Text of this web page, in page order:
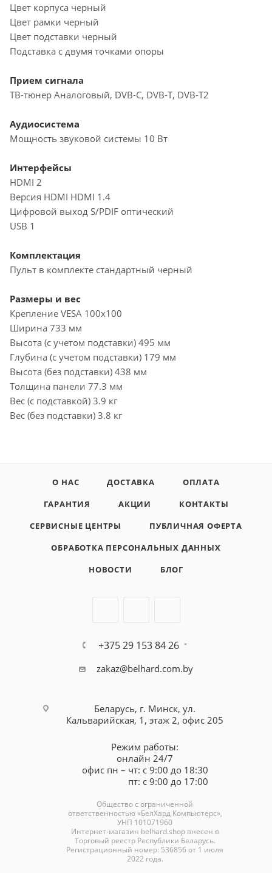
Цвет корпуса черный
Цвет рамки черный
Цвет подставки черный
Подставка с двумя точками опоры
Прием сигнала
ТВ-тюнер Аналоговый, DVB-C, DVB-T, DVB-T2
Аудиосистема
Мощность звуковой системы 10 Вт
Интерфейсы
HDMI 2
Версия HDMI HDMI 1.4
Цифровой выход S/PDIF оптический
USB 1
Комплектация
Пульт в комплекте стандартный черный
Размеры и вес
Крепление VESA 100x100
Ширина 733 мм
Высота (с учетом подставки) 495 мм
Глубина (с учетом подставки) 179 мм
Высота (без подставки) 438 мм
Толщина панели 77.3 мм
Вес (с подставкой) 3.9 кг
Вес (без подставки) 3.8 кг
О НАС ДОСТАВКА
ОПЛАТА
ГАРАНТИЯ
АКЦИИ
КОНТАКТЫ
СЕРВИСНЫЕ ЦЕНТРЫ
ПУБЛИЧНАЯ ОФЕРТА
ОБРАБОТКА ПЕРСОНАЛЬНЫХ ДАННЫХ
НОВОСТИ
БЛОГ
+375 29 153 84 26
zakaz@belhard.com.by
Беларусь, г. Минск, ул.
Кальварийская, 1, этаж 2, офис 205
Режим работы:
онлайн 24/7
офис пн – чт: с 9:00 до 18:30
пт: с 9:00 до 17:00
Общество с ограниченной
ответственностью «БелХард Компьютерс»,
УНП 101071960
Интернет-магазин belhard.shopвнесен в
Торговый реестр Республики Беларусь.
Регистрационный номер: 536856 от 1 июля
2022 года.